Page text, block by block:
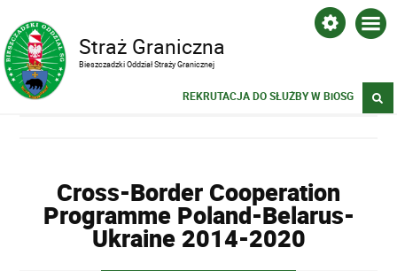
Straż Graniczna
Bieszczadzki Oddział Straży Granicznej
REKRUTACJA DO SŁUŻBY W BiOSG
Cross-Border Cooperation
Programme Poland-Belarus-
Ukraine 2014-2020